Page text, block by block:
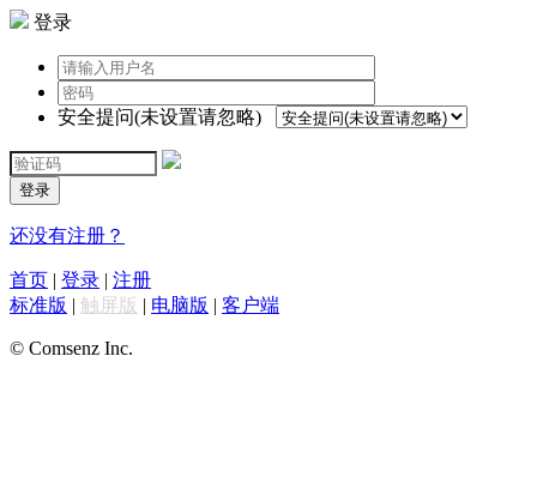
登录
安全提问(未设置请忽略)
登录
还没有注册？
首页 | 登录 | 注册
标准版 | 触屏版 | 电脑版 | 客户端
© Comsenz Inc.